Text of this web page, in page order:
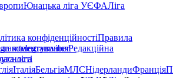
Юнацька ліга УЄФАЛіга
конфіденційностіПравила
коментуванняРедакційна
telegramviber
ліга
ІталіяБельгіяМЛСНідерландиФранція